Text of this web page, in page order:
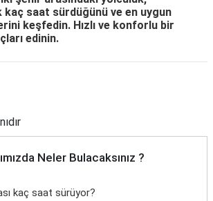
saat sürdüğünü ve en uygun
keşfedin. Hızlı ve konforlu bir
edinin.
Neler Bulacaksınız ?
kaç saat sürüyor?